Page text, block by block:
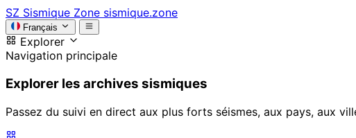
SZ Sismique Zone sismique.zone
Français
Explorer
Navigation principale
Explorer les archives sismiques
Passez du suivi en direct aux plus forts séismes, aux pays, aux